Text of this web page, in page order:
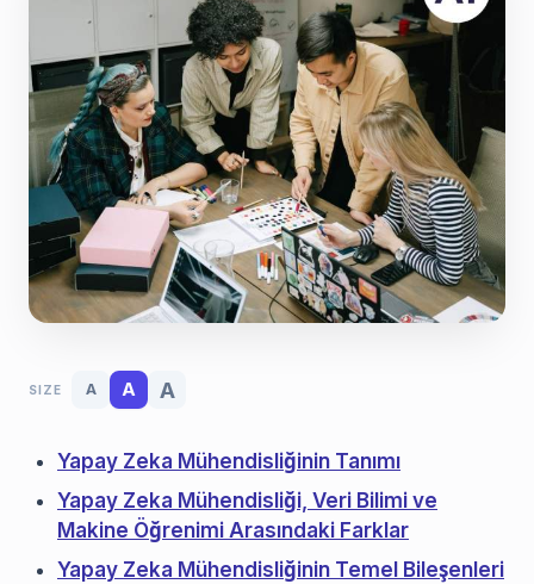
SIZE A A A
Yapay Zeka Mühendisliğinin Tanımı
Yapay Zeka Mühendisliği, Veri Bilimi ve
Makine Öğrenimi Arasındaki Farklar
Yapay Zeka Mühendisliğinin Temel Bileşenleri